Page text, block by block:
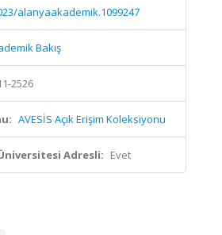
alanyaakademik.1099247
Bakış
2526
AVESİS Açık Erişim Koleksiyonu
Adresli: Evet